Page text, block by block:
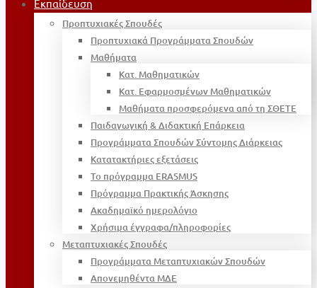
Εκπαίδευση
Προπτυχιακές Σπουδές
Προπτυχιακά Προγράμματα Σπουδών
Μαθήματα
Κατ. Μαθηματικών
Κατ. Εφαρμοσμένων Μαθηματικών
Μαθήματα προσφερόμενα από τη ΣΘΕΤΕ
Παιδαγωγική & Διδακτική Επάρκεια
Προγράμματα Σπουδών Σύντομης Διάρκειας
Κατατακτήριες εξετάσεις
Το πρόγραμμα ERASMUS
Πρόγραμμα Πρακτικής Άσκησης
Ακαδημαϊκό ημερολόγιο
Χρήσιμα έγγραφα/πληροφορίες
Μεταπτυχιακές Σπουδές
Προγράμματα Μεταπτυχιακών Σπουδών
Απονεμηθέντα ΜΔΕ